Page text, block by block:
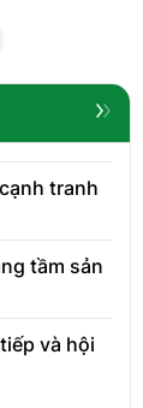
tranh
tầm sản
và hội